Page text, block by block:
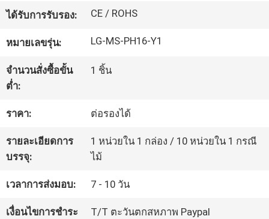
โรงงาน
เรา
ได้รับการรับรอง: CE / ROHS
หมายเลขรุ่น: LG-MS-PH16-Y1
จำนวนสั่งซื้อขั้น
ต่ำ:
1 ชิ้น
ราคา: ต่อรองได้
รายละเอียดการ
บรรจุ:
1 หน่วยใน 1 กล่อง / 10 หน่วยใน 1 กรณี
ไม้
เวลาการส่งมอบ: 7 - 10 วัน
เงื่อนไขการชำระ
T/T ตะวันตกสหภาพ Paypal